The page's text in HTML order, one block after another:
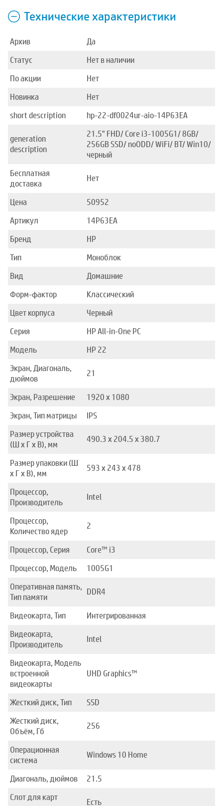
Технические характеристики
Архив
Да
Статус
Нет в наличии
По акции
Нет
Новинка
Нет
short description
hp-22-df0024ur-aio-14P63EA
generation
description
21.5" FHD/ Core i3-1005G1/ 8GB/
256GB SSD/ noODD/ WiFi/ BT/ Win10/
черный
Бесплатная
доставка
Нет
Цена
50952
Артикул
14P63EA
Бренд
HP
Тип
Моноблок
Вид
Домашние
Форм-фактор
Классический
Цвет корпуса
Черный
Серия
HP All-in-One PC
Модель
HP 22
Экран, Диагональ,
дюймов
21
Экран, Разрешение
1920 x 1080
Экран, Тип матрицы
IPS
Размер устройства
(Ш x Г x В), мм
490.3 x 204.5 x 380.7
Размер упаковки (Ш
x Г x В), мм
593 x 243 x 478
Процессор,
Производитель
Intel
Процессор,
Количество ядер
2
Процессор, Серия
Core™ i3
Процессор, Модель
1005G1
Оперативная память,
Тип памяти
DDR4
Видеокарта, Тип
Интегрированная
Видеокарта,
Производитель
Intel
Видеокарта, Модель
встроенной
видеокарты
UHD Graphics™
Жесткий диск, Тип
SSD
Жесткий диск,
Объём, Гб
256
Операционная
система
Windows 10 Home
Диагональ, дюймов
21.5
Слот для карт
Есть